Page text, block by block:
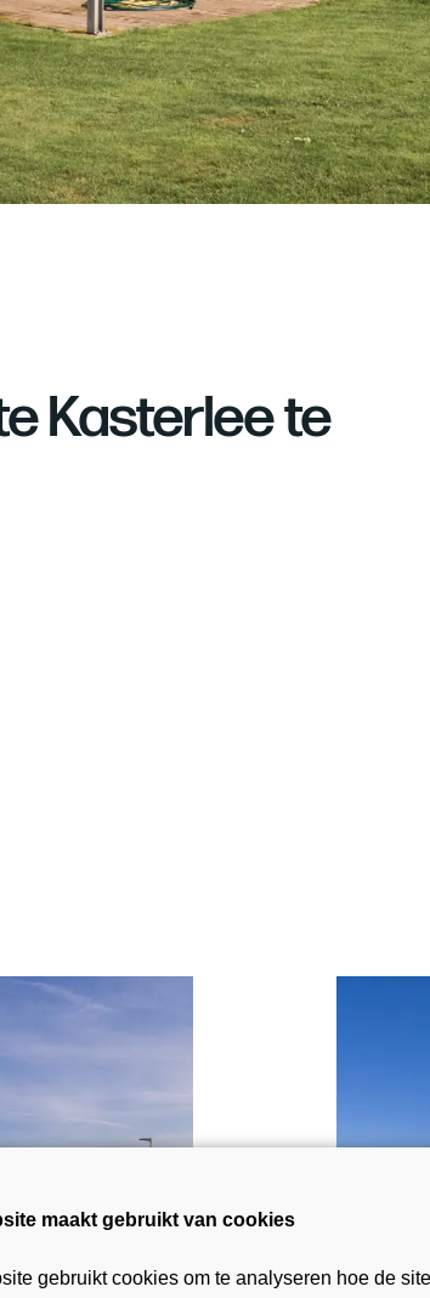
Kasterlee te
maakt gebruikt van cookies
gebruikt cookies om te analyseren hoe de